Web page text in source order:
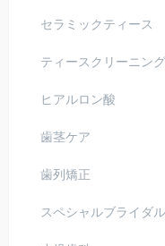
セラミックティース
ティースクリーニング
ヒアルロン酸
歯茎ケア
歯列矯正
スペシャルブライダ